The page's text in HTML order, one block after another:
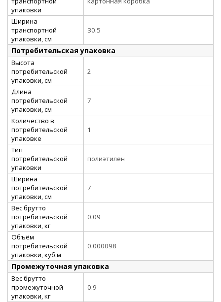
упаковки
Ширина
транспортной
упаковки, см
30.5
Потребительская упаковка
Высота
потребительской
упаковки, см
2
Длина
потребительской
упаковки, см
7
Количество в
потребительской
упаковке
1
Тип
потребительской
упаковки
полиэтилен
Ширина
потребительской
упаковки, см
7
Вес брутто
потребительской
упаковки, кг
0.09
Объём
потребительской
упаковки, куб.м
0.000098
Промежуточная упаковка
Вес брутто
промежуточной
упаковки, кг
0.9